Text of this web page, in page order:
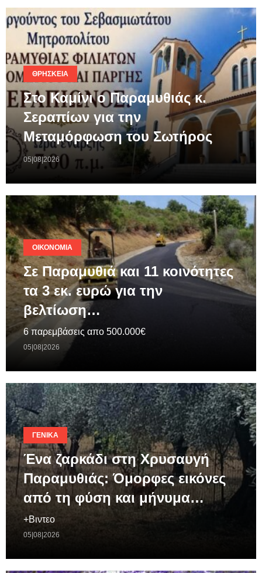
ΘΡΗΣΚΕΊΑ
Στο Καμίνι ο Παραμυθιάς κ.
Σεραπίων για την
Μεταμόρφωση του Σωτήρος
05|08|2026
ΟΙΚΟΝΟΜΊΑ
Σε Παραμυθιά και 11 κοινότητες
τα 3 εκ. ευρώ για την
βελτίωση…
6 παρεμβάσεις απο 500.000€
05|08|2026
ΓΕΝΙΚΆ
Ένα ζαρκάδι στη Χρυσαυγή
Παραμυθιάς: Όμορφες εικόνες
από τη φύση και μήνυμα…
+Βιντεο
05|08|2026